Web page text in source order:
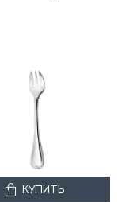
КУПИТЬ